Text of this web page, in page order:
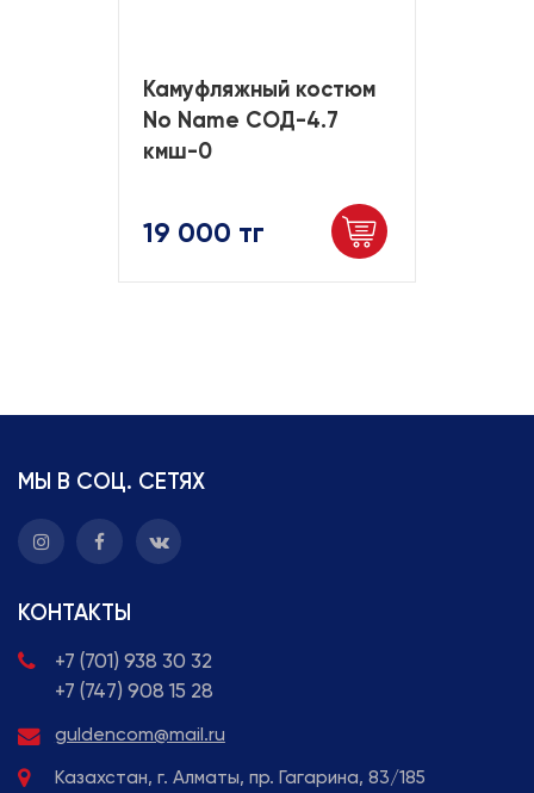
Камуфляжный костюм
No Name СОД-4.7
кмш-0
19 000 тг
МЫ В СОЦ. СЕТЯХ
КОНТАКТЫ
+7 (701) 938 30 32
+7 (747) 908 15 28
guldencom@mail.ru
Казахстан, г. Алматы, пр. Гагарина, 83/185